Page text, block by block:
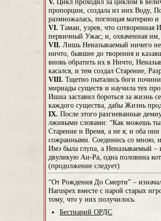
V. Цикл проходил за циклом в
пропорции, создала из них Воду,
размножалась, поглощая материю
VI. Таман, узрев, что
первичный Ужас; и, охваченная им,
VII. Лишь Неназываемый ничего не
ничто, бывшее до творения и
вновь обратить их в Ничто,
касался, и тем создал Старение,
VIII. Тщетно пытались боги
мириады существ и научила тех
Ишиа заставил бороться за жизнь
каждого существа, дабы Жизнь
IX. После этого разгневанные
лживыми словами: “Как можешь ты
Старение и Время, а не я; и оба они
сожранными. Соединись со мною, и
Имэ была глупа, а Неназываемый –
двуликую Аи-Ра, одна половина
(продолжение следует)
“От Рождения До Смерти” –
Haruspex вместе с парой старых
тому, что у них получилось.
Бестиарий ОРДС